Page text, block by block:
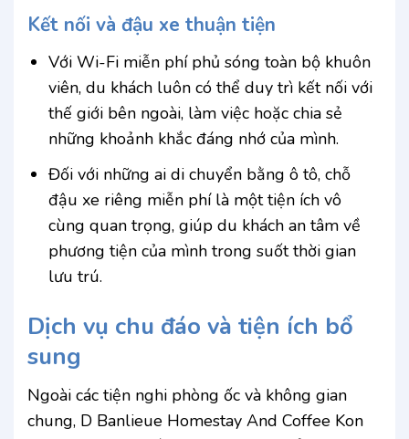
Kết nối và đậu xe thuận tiện
Với Wi-Fi miễn phí phủ sóng toàn bộ khuôn
viên, du khách luôn có thể duy trì kết nối với
thế giới bên ngoài, làm việc hoặc chia sẻ
những khoảnh khắc đáng nhớ của mình.
Đối với những ai di chuyển bằng ô tô, chỗ
đậu xe riêng miễn phí là một tiện ích vô
cùng quan trọng, giúp du khách an tâm về
phương tiện của mình trong suốt thời gian
lưu trú.
Dịch vụ chu đáo và tiện ích bổ
sung
Ngoài các tiện nghi phòng ốc và không gian
chung, D Banlieue Homestay And Coffee Kon